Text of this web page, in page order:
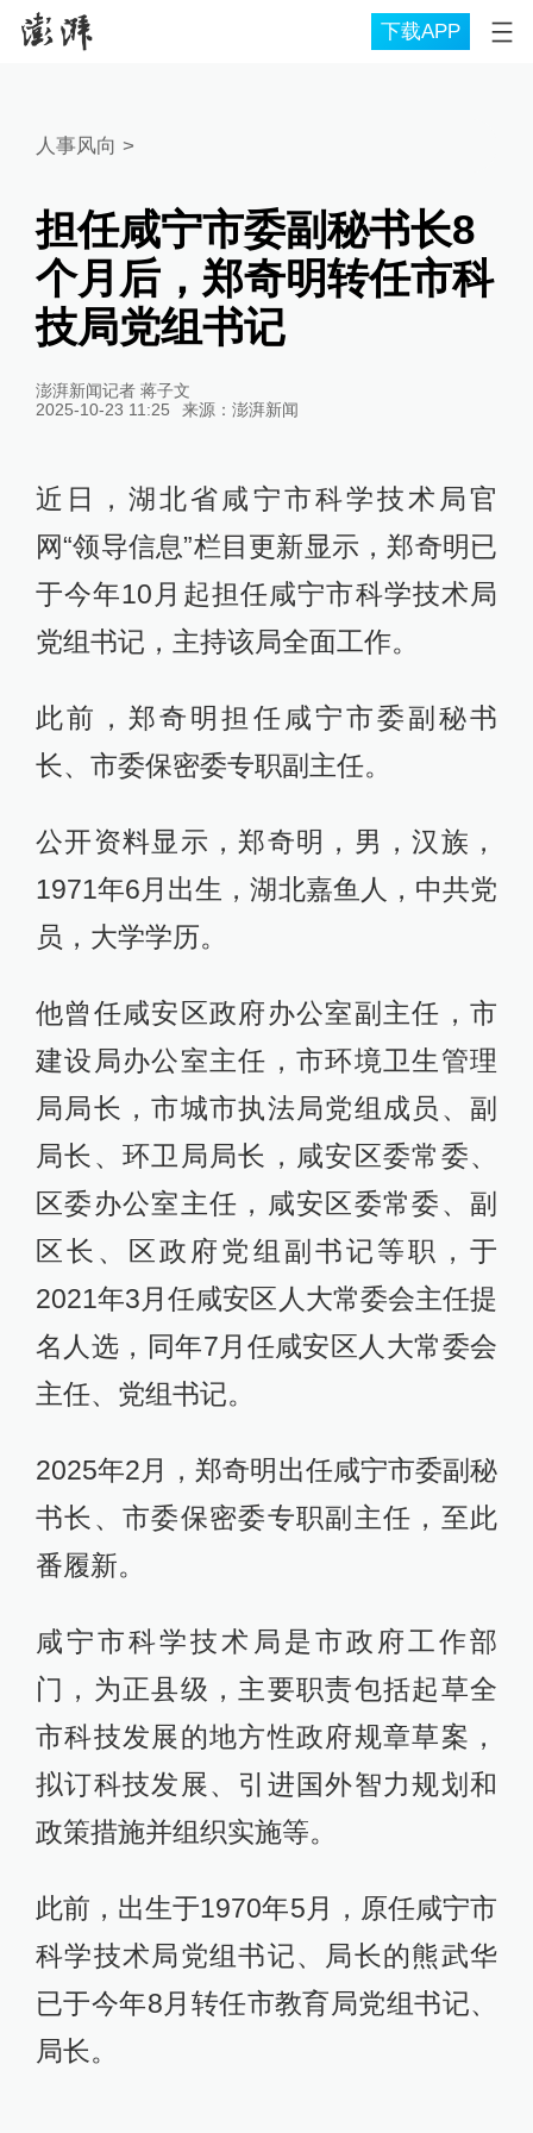
下载APP
人事风向 >
担任咸宁市委副秘书长8
个月后，郑奇明转任市科
技局党组书记
澎湃新闻记者 蒋子文
2025-10-23 11:25
来源： 澎湃新闻
近日，湖北省咸宁市科学技术局官
网“领导信息”栏目更新显示，郑奇明已
于今年10月起担任咸宁市科学技术局
党组书记，主持该局全面工作。
此前，郑奇明担任咸宁市委副秘书
长、市委保密委专职副主任。
公开资料显示，郑奇明，男，汉族，
1971年6月出生，湖北嘉鱼人，中共党
员，大学学历。
他曾任咸安区政府办公室副主任，市
建设局办公室主任，市环境卫生管理
局局长，市城市执法局党组成员、副
局长、环卫局局长，咸安区委常委、
区委办公室主任，咸安区委常委、副
区长、区政府党组副书记等职，于
2021年3月任咸安区人大常委会主任提
名人选，同年7月任咸安区人大常委会
主任、党组书记。
2025年2月，郑奇明出任咸宁市委副秘
书长、市委保密委专职副主任，至此
番履新。
咸宁市科学技术局是市政府工作部
门，为正县级，主要职责包括起草全
市科技发展的地方性政府规章草案，
拟订科技发展、引进国外智力规划和
政策措施并组织实施等。
此前，出生于1970年5月，原任咸宁市
科学技术局党组书记、局长的熊武华
已于今年8月转任市教育局党组书记、
局长。